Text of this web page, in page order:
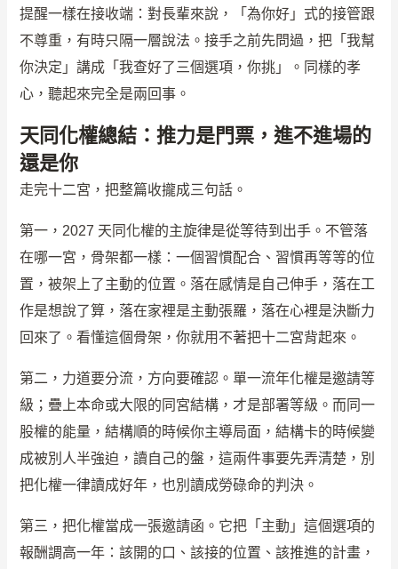
提醒一樣在接收端：對長輩來說，「為你好」式的接管跟
不尊重，有時只隔一層說法。接手之前先問過，把「我幫
你決定」講成「我查好了三個選項，你挑」。同樣的孝
心，聽起來完全是兩回事。
天同化權總結：推力是門票，進不進場的
還是你
走完十二宮，把整篇收攏成三句話。
第一，2027 天同化權的主旋律是從等待到出手。不管落
在哪一宮，骨架都一樣：一個習慣配合、習慣再等等的位
置，被架上了主動的位置。落在感情是自己伸手，落在工
作是想說了算，落在家裡是主動張羅，落在心裡是決斷力
回來了。看懂這個骨架，你就用不著把十二宮背起來。
第二，力道要分流，方向要確認。單一流年化權是邀請等
級；疊上本命或大限的同宮結構，才是部署等級。而同一
股權的能量，結構順的時候你主導局面，結構卡的時候變
成被別人半強迫，讀自己的盤，這兩件事要先弄清楚，別
把化權一律讀成好年，也別讀成勞碌命的判決。
第三，把化權當成一張邀請函。它把「主動」這個選項的
報酬調高一年：該開的口、該接的位置、該推進的計畫，